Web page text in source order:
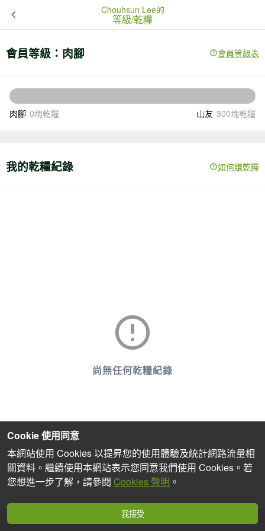
Chouhsun Lee的
等級/乾糧
會員等級： 肉腳 會員等級表
塊乾糧升級
肉腳 0塊乾糧 山友 300塊乾糧
我的乾糧紀錄 如何賺乾糧
尚無任何乾糧紀錄
Cookie 使用同意
本網站使用 Cookies 以提昇您的使用體驗及統計網路流量相
關資料。繼續使用本網站表示您同意我們使用 Cookies。若
您想進一步了解，請參閱 Cookies 聲明 。
我接受